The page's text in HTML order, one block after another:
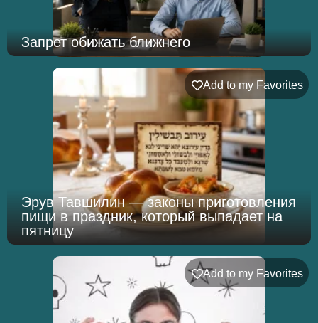
Запрет обижать ближнего
Add to my Favorites
Эрув Тавшилин — законы приготовления
пищи в праздник, который выпадает на
пятницу
Add to my Favorites